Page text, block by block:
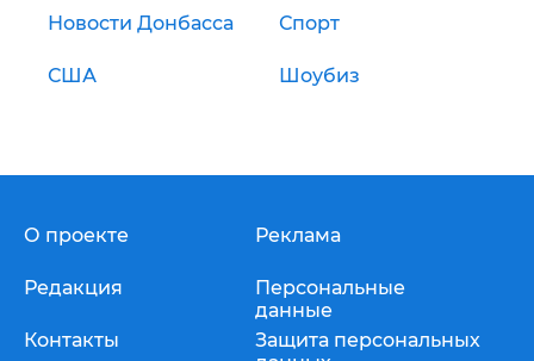
Новости Донбасса Спорт
США Шоубиз
О проекте
Редакция
Контакты
Реклама
Персональные
данные
Защита персональных